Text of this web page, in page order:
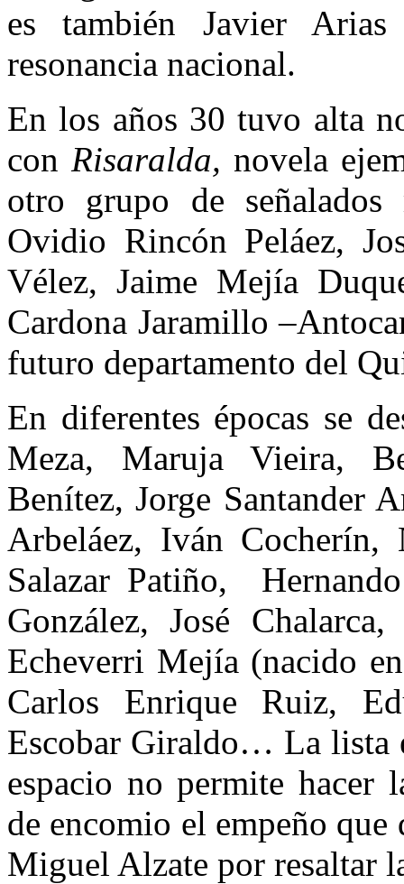
es también Javier
resonancia nacional.
En los años 30 tuvo alta
con Risaralda, novela
otro grupo de
Ovidio Rincón Peláez,
Vélez, Jaime Mejía
Cardona Jaramillo
futuro departamento del
En diferentes épocas se
Meza, Maruja Vieira,
Benítez, Jorge Santander
Arbeláez, Iván Cocherín,
Salazar Patiño,
González, José
Echeverri Mejía (nacido
Carlos Enrique Ruiz,
Escobar Giraldo… La lista
espacio no permite hacer
de encomio el empeño que
Miguel Alzate por resaltar